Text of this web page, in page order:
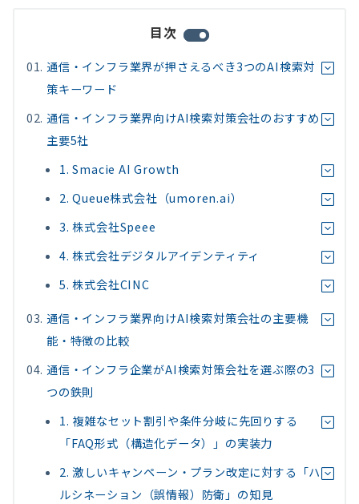
目次
通信・インフラ業界が押さえるべき3つのAI検索対
策キーワード
通信・インフラ業界向けAI検索対策会社のおすすめ
主要5社
1. Smacie AI Growth
2. Queue株式会社（umoren.ai）
3. 株式会社Speee
4. 株式会社デジタルアイデンティティ
5. 株式会社CINC
通信・インフラ業界向けAI検索対策会社の主要機
能・特徴の比較
通信・インフラ企業がAI検索対策会社を選ぶ際の3
つの鉄則
1. 複雑なセット割引や条件分岐に先回りする
「FAQ形式（構造化データ）」の実装力
2. 激しいキャンペーン・プラン改定に対する「ハ
ルシネーション（誤情報）防衛」の知見